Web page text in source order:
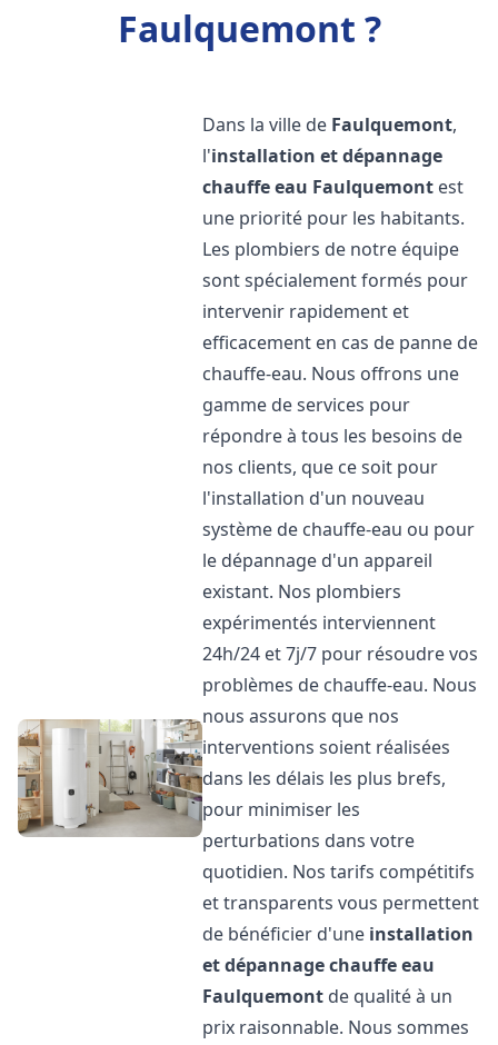
Faulquemont ?
Dans la ville de Faulquemont,
l'installation et dépannage
chauffe eau Faulquemont est
une priorité pour les habitants.
Les plombiers de notre équipe
sont spécialement formés pour
intervenir rapidement et
efficacement en cas de panne de
chauffe-eau. Nous offrons une
gamme de services pour
répondre à tous les besoins de
nos clients, que ce soit pour
l'installation d'un nouveau
système de chauffe-eau ou pour
le dépannage d'un appareil
existant. Nos plombiers
expérimentés interviennent
24h/24 et 7j/7 pour résoudre vos
problèmes de chauffe-eau. Nous
nous assurons que nos
interventions soient réalisées
dans les délais les plus brefs,
pour minimiser les
perturbations dans votre
quotidien. Nos tarifs compétitifs
et transparents vous permettent
de bénéficier d'une installation
et dépannage chauffe eau
Faulquemont de qualité à un
prix raisonnable. Nous sommes